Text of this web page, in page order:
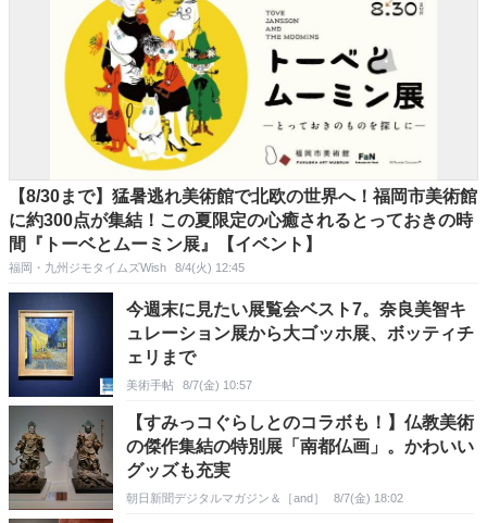
【8/30まで】猛暑逃れ美術館で北欧の世界へ！福岡市美術館
に約300点が集結！この夏限定の心癒されるとっておきの時
間『トーベとムーミン展』【イベント】
福岡・九州ジモタイムズWish 8/4(火) 12:45
今週末に見たい展覧会ベスト7。奈良美智キ
ュレーション展から大ゴッホ展、ボッティチ
ェリまで
美術手帖 8/7(金) 10:57
【すみっコぐらしとのコラボも！】仏教美術
の傑作集結の特別展「南都仏画」。かわいい
グッズも充実
朝日新聞デジタルマガジン＆［and］ 8/7(金) 18:02